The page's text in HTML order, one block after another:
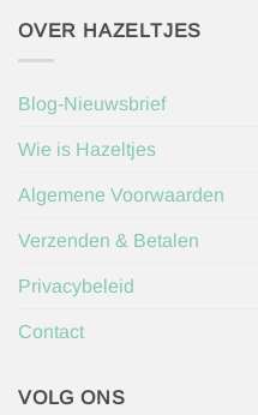
OVER HAZELTJES
Blog-Nieuwsbrief
Wie is Hazeltjes
Algemene Voorwaarden
Verzenden & Betalen
Privacybeleid
Contact
VOLG ONS